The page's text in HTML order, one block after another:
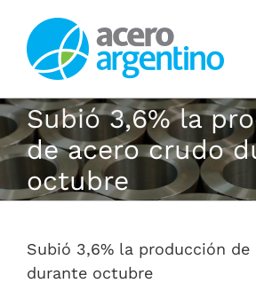
contenido
Subió 3,6% la
de acero crudo
octubre
Subió 3,6% la producción de
durante octubre